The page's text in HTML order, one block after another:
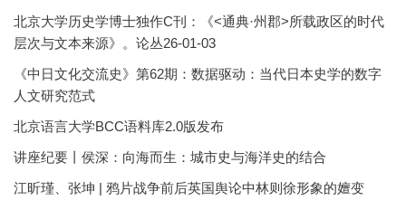
北京大学历史学博士独作C刊：《<通典·州郡>所载政区的时代
层次与文本来源》。论丛26-01-03
《中日文化交流史》第62期：数据驱动：当代日本史学的数字
人文研究范式
北京语言大学BCC语料库2.0版发布
讲座纪要丨侯深：向海而生：城市史与海洋史的结合
江昕瑾、张坤 | 鸦片战争前后英国舆论中林则徐形象的嬗变